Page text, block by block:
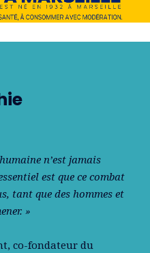
n’est jamais
est que ce combat
tant que des hommes et
»
co-fondateur du